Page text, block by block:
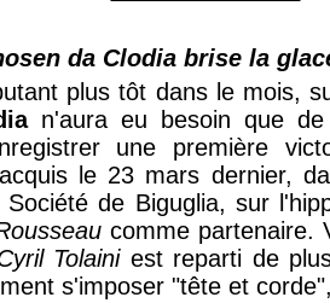
da Clodia brise la
plus tôt dans le mois,
n'aura eu besoin que de
une première
le 23 mars dernier,
de Biguglia, sur
comme partenaire.
Tolainiest reparti de
s'imposer "tête et